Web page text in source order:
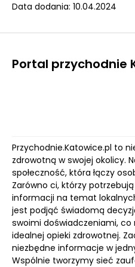
Data dodania: 10.04.2024
Portal przychodnie
Przychodnie.Katowice.pl to
zdrowotną w swojej okolicy.
społeczność, która łączy
Zarówno ci, którzy
informacji na temat
jest podjąć świadomą
swoimi doświadczeniami,
idealnej opieki zdrowotnej.
niezbędne informacje w
Wspólnie tworzymy sieć